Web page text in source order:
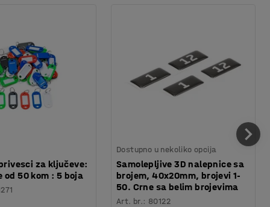
za ključeve:
od 50 kom : 5 boja
Dostupno u nekoliko opcija
Samolepljive 3D nalepnice sa
brojem, 40x20mm, brojevi 1-
50. Crne sa belim brojevima
Art. br.: 80122